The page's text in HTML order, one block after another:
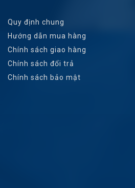
Quy định chung
Hướng dẫn mua hàng
Chính sách giao hàng
Chính sách đổi trả
Chính sách bảo mật